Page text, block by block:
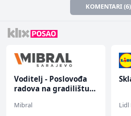
KOMENTARI (6)
Voditelj - Poslovođa
radova na gradilištu
Mibral Lidl